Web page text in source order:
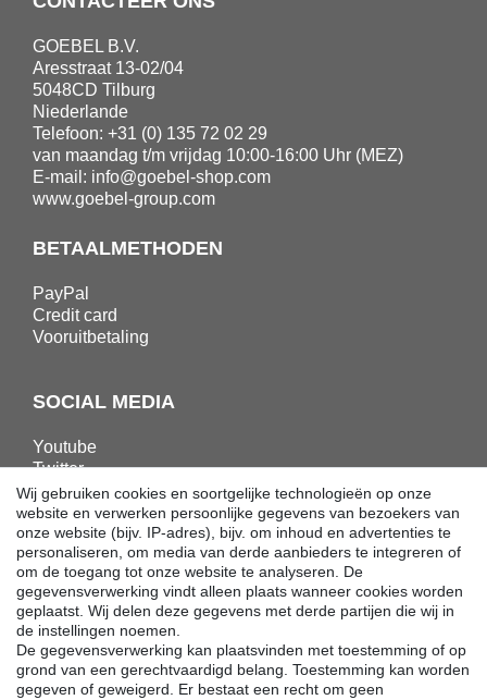
GOEBEL B.V.
Aresstraat 13-02/04
5048CD Tilburg
Niederlande
Telefoon: +31 (0) 135 72 02 29
van maandag t/m vrijdag 10:00-16:00 Uhr (MEZ)
E-mail: info@goebel-shop.com
www.goebel-group.com
BETAALMETHODEN
PayPal
Credit card
Vooruitbetaling
SOCIAL MEDIA
Youtube
Twitter
Linkedin
Facebook
Instagram
DOWNLOADS
Catalogi
Techniek
Certificaten
Wij gebruiken cookies en soortgelijke technologieën op onze
website en verwerken persoonlijke gegevens van bezoekers van
onze website (bijv. IP-adres), bijv. om inhoud en advertenties te
personaliseren, om media van derde aanbieders te integreren of
om de toegang tot onze website te analyseren. De
gegevensverwerking vindt alleen plaats wanneer cookies worden
geplaatst. Wij delen deze gegevens met derde partijen die wij in
de instellingen noemen.
De gegevensverwerking kan plaatsvinden met toestemming of op
grond van een gerechtvaardigd belang. Toestemming kan worden
gegeven of geweigerd. Er bestaat een recht om geen